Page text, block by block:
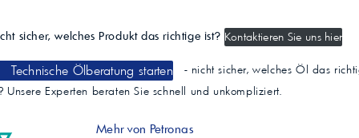
sicher, welches Produkt das richtige ist? Kontaktieren Sie uns hier
Technische Ölberatung starten
- nicht sicher, welches Öl das
Unsere Experten beraten Sie schnell und unkompliziert.
Mehr von Petronas